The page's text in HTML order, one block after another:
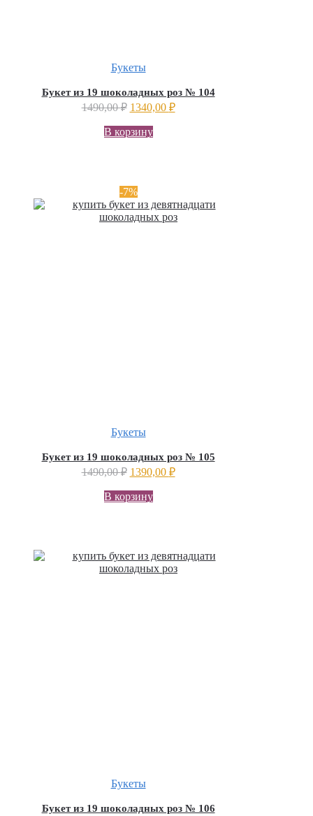
Букеты
Букет из 19 шоколадных роз № 104
1490,00₽ 1340,00 ₽
В корзину
-7%
Букеты
Букет из 19 шоколадных роз № 105
1490,00₽ 1390,00 ₽
В корзину
Букеты
Букет из 19 шоколадных роз № 106